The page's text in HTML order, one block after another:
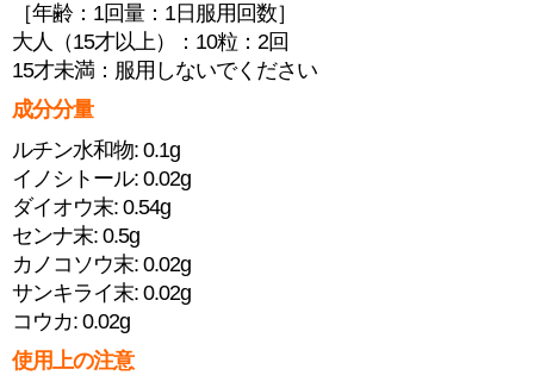
［年齢：1回量：1日服用回数］
大人（15才以上）：10粒：2回
15才未満：服用しないでください
成分分量
ルチン水和物: 0.1g
イノシトール: 0.02g
ダイオウ末: 0.54g
センナ末: 0.5g
カノコソウ末: 0.02g
サンキライ末: 0.02g
コウカ: 0.02g
使用上の注意